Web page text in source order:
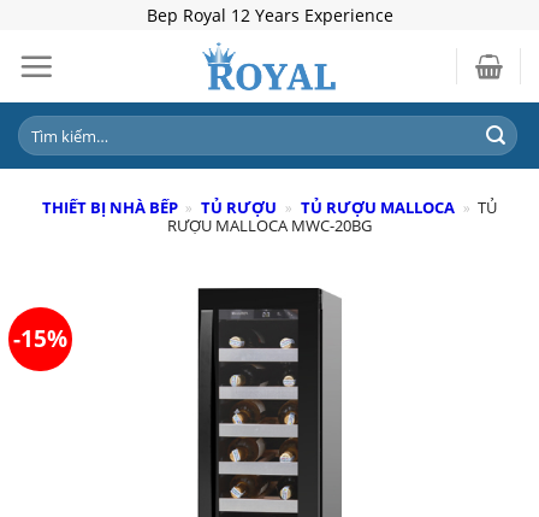
content
Bep Royal 12 Years Experience
Tìm
kiếm:
THIẾT BỊ NHÀ BẾP » TỦ RƯỢU » TỦ RƯỢU MALLOCA » TỦ
RƯỢU MALLOCA MWC-20BG
-15%